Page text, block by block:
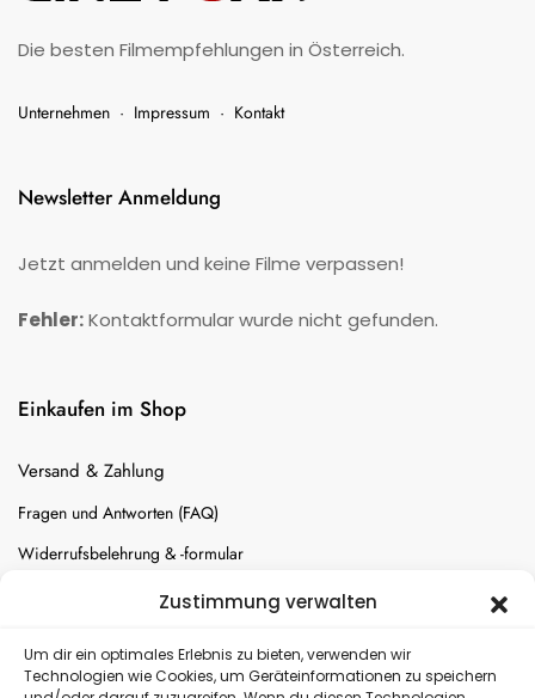
Zustimmung verwalten
Um dir ein optimales Erlebnis zu bieten, verwenden wir
Technologien wie Cookies, um Geräteinformationen zu speichern
Die besten Filmempfehlungen in Österreich.
Unternehmen · Impressum · Kontakt
Newsletter Anmeldung
Jetzt anmelden und keine Filme verpassen!
Fehler:Kontaktformular wurde nicht gefunden.
Einkaufen im Shop
Versand & Zahlung
Fragen und Antworten (FAQ)
Widerrufsbelehrung & -formular
Batterien-Entsorgung